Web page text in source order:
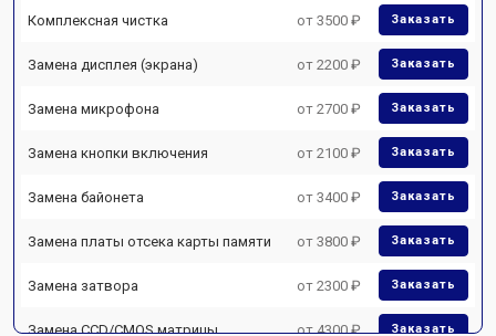
Комплексная чистка от 3500 ₽ Заказать
Замена дисплея (экрана) от 2200 ₽ Заказать
Замена микрофона от 2700 ₽ Заказать
Замена кнопки включения от 2100 ₽ Заказать
Замена байонета от 3400 ₽ Заказать
Замена платы отсека карты памяти от 3800 ₽ Заказать
Замена затвора от 2300 ₽ Заказать
Замена CCD/CMOS матрицы от 4300 ₽ Заказать